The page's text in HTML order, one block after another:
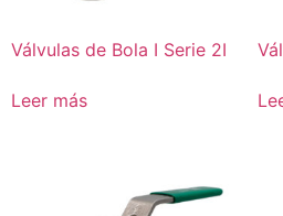
Válvulas de Bola I Serie 2I
Leer más